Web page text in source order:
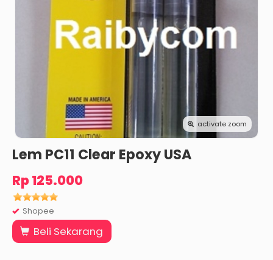
activate zoom
Lem PC11 Clear Epoxy USA
Rp 125.000
Shopee
Beli Sekarang